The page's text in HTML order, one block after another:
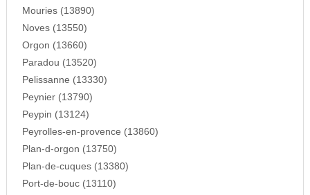
Mouries (13890)
Noves (13550)
Orgon (13660)
Paradou (13520)
Pelissanne (13330)
Peynier (13790)
Peypin (13124)
Peyrolles-en-provence (13860)
Plan-d-orgon (13750)
Plan-de-cuques (13380)
Port-de-bouc (13110)